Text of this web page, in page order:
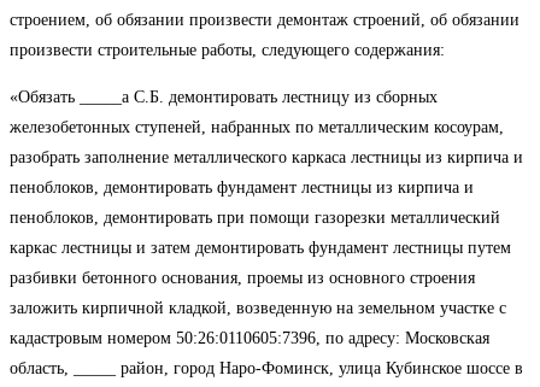
строением, об обязании произвести демонтаж строений, об обязании
произвести строительные работы, следующего содержания:
«Обязать _____а С.Б. демонтировать лестницу из сборных
железобетонных ступеней, набранных по металлическим косоурам,
разобрать заполнение металлического каркаса лестницы из кирпича и
пеноблоков, демонтировать фундамент лестницы из кирпича и
пеноблоков, демонтировать при помощи газорезки металлический
каркас лестницы и затем демонтировать фундамент лестницы путем
разбивки бетонного основания, проемы из основного строения
заложить кирпичной кладкой, возведенную на земельном участке с
кадастровым номером 50:26:0110605:7396, по адресу: Московская
область, _____ район, город Наро-Фоминск, улица Кубинское шоссе в